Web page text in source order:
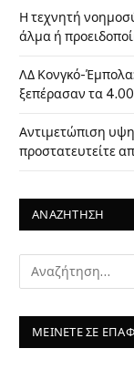
Η τεχνητή
άλμα ή
ΛΔ Κονγκό-
ξεπέρασαν τα
Αντιμετώπιση
προστατευτείτε
ΑΝΑΖΗΤΗΣΗ
ΜΕΙΝΕΤΕ ΣΕ